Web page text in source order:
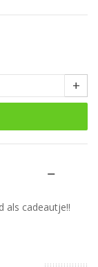
+
als cadeautje!!